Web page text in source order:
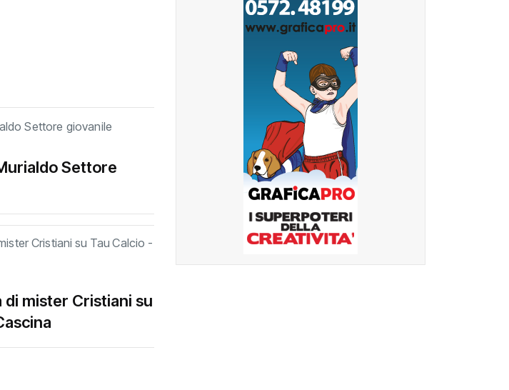
Settore
mister Cristiani su